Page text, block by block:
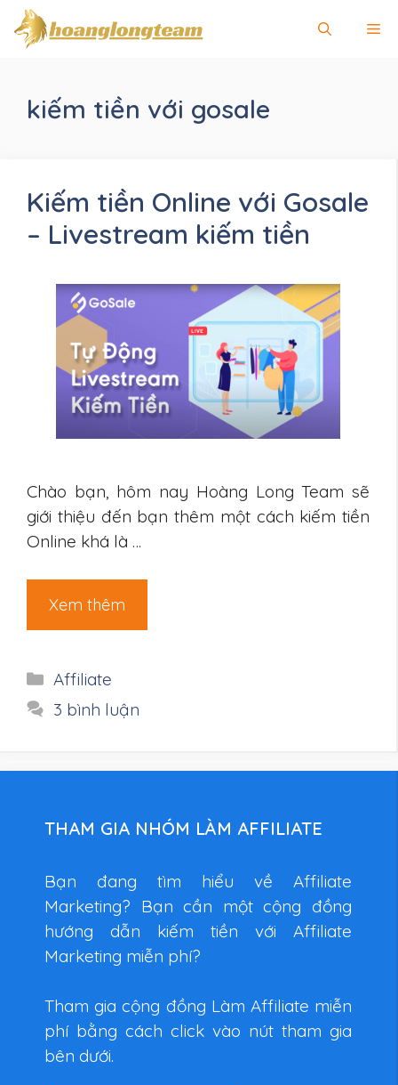
Chuyển
đến
kiếm tiền với gosale
Kiếm tiền Online với Gosale
– Livestream kiếm tiền
Chào bạn, hôm nay Hoàng Long Team sẽ
giới thiệu đến bạn thêm một cách kiếm tiền
Online khá là …
Xem thêm
Danh
mục
Affiliate
3 bình luận
THAM GIA NHÓM LÀM AFFILIATE
Bạn đang tìm hiểu về Affiliate
Marketing? Bạn cần một cộng đồng
hướng dẫn kiếm tiền với Affiliate
Marketing miễn phí?
Tham gia cộng đồng Làm Affiliate miễn
phí bằng cách click vào nút tham gia
bên dưới.